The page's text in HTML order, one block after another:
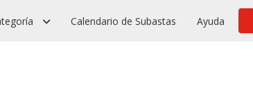
Calendario de Subastas Ayuda